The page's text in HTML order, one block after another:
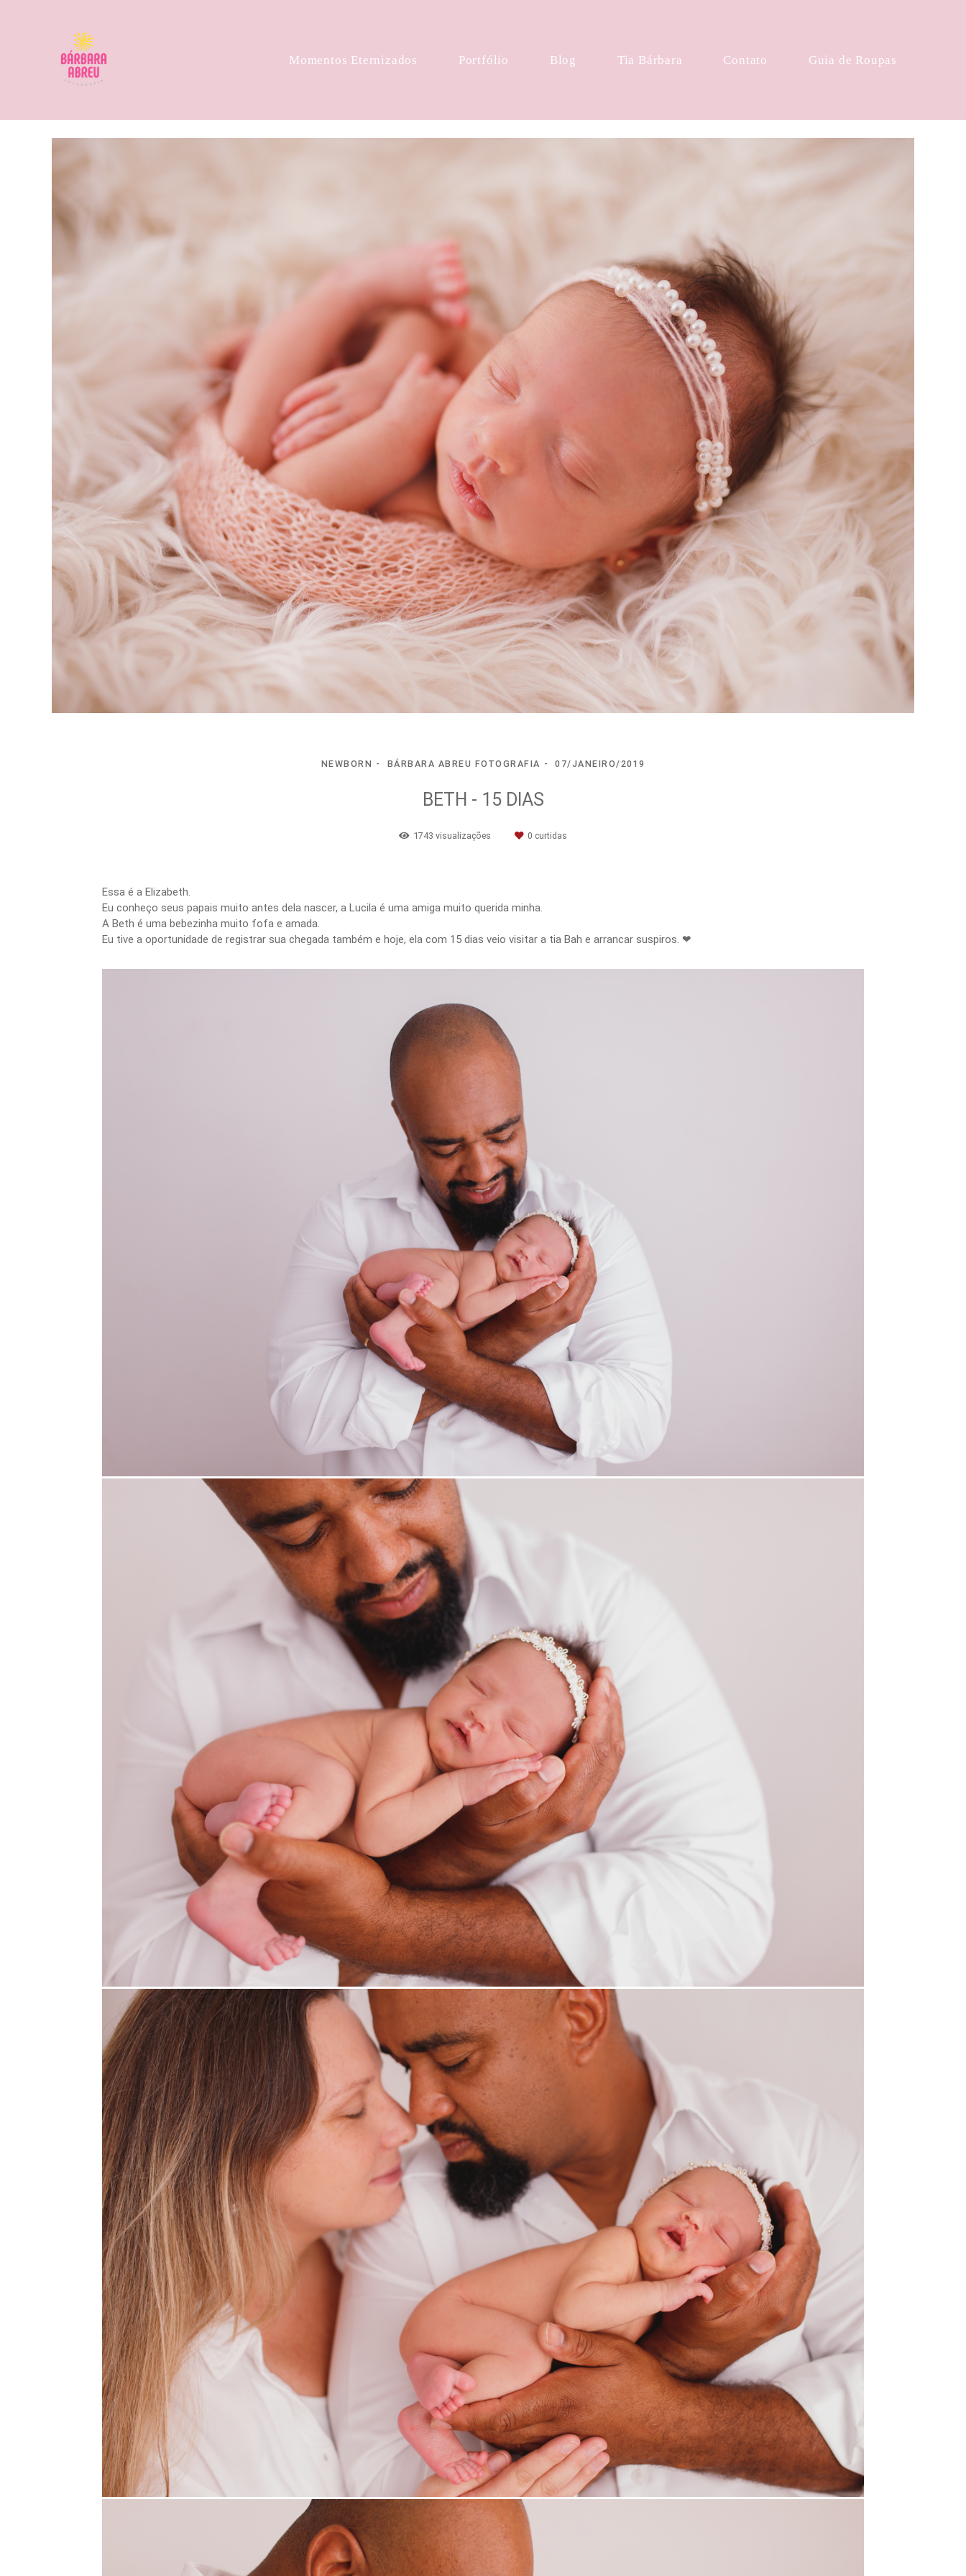
Momentos Eternizados Portfólio Blog Tia Bárbara Contato Guia de Roupas
NEWBORN BÁRBARA ABREU FOTOGRAFIA 07/JANEIRO/2019
BETH - 15 DIAS
1743 visualizações 0 curtidas
Essa é a Elizabeth.
Eu conheço seus papais muito antes dela nascer, a Lucila é uma amiga muito querida minha.
A Beth é uma bebezinha muito fofa e amada.
Eu tive a oportunidade de registrar sua chegada também e hoje, ela com 15 dias veio visitar a tia Bah e arrancar suspiros. ❤